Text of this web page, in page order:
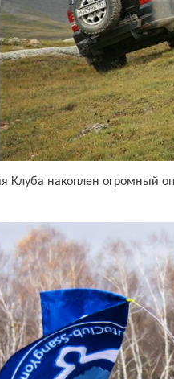
Клуба накоплен огромный